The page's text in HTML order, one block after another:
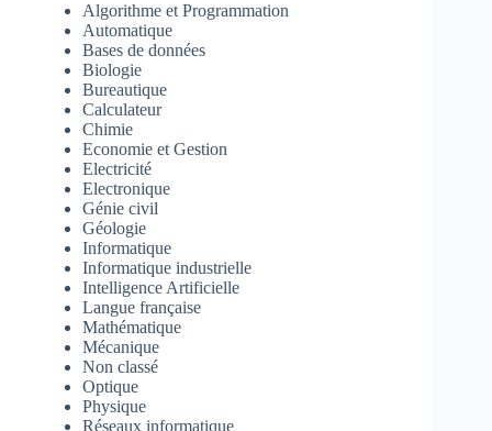
Algorithme et Programmation
Automatique
Bases de données
Biologie
Bureautique
Calculateur
Chimie
Economie et Gestion
Electricité
Electronique
Génie civil
Géologie
Informatique
Informatique industrielle
Intelligence Artificielle
Langue française
Mathématique
Mécanique
Non classé
Optique
Physique
Réseaux informatique